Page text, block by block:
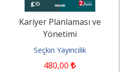
Kariyer Planlaması ve
Yönetimi
Seçkin Yayıncılık
480,00